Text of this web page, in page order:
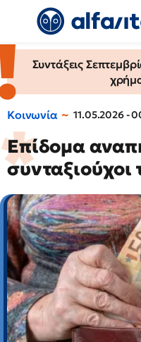
Συντάξεις
Κοινωνία 11.05.2026 -
Επίδομα